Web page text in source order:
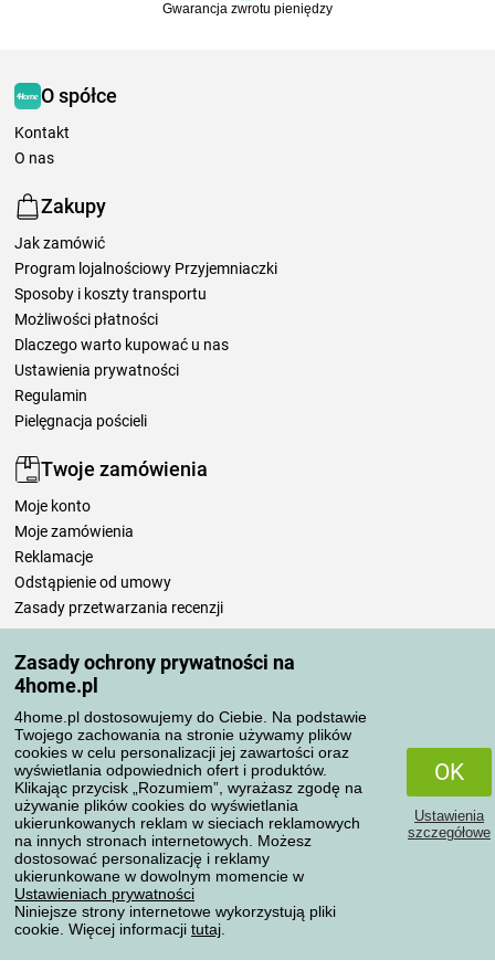
Zasady ochrony prywatności na
4home.pl
4home.pl dostosowujemy do Ciebie. Na podstawie
Twojego zachowania na stronie używamy plików
cookies w celu personalizacji jej zawartości oraz
wyświetlania odpowiednich ofert i produktów.
Klikając przycisk „Rozumiem”, wyrażasz zgodę na
używanie plików cookies do wyświetlania
ukierunkowanych reklam w sieciach reklamowych
na innych stronach internetowych. Możesz
dostosować personalizację i reklamy
ukierunkowane w dowolnym momencie w
Ustawieniach prywatności
Niniejsze strony internetowe wykorzystują pliki
cookie. Więcej informacji tutaj
OK
Ustawienia
szczegółowe
Gwarancja zwrotu pieniędzy
O spółce
Kontakt
O nas
Zakupy
Jak zamówić
Program lojalnościowy Przyjemniaczki
Sposoby i koszty transportu
Możliwości płatności
Dlaczego warto kupować u nas
Ustawienia prywatności
Regulamin
Pielęgnacja pościeli
Twoje zamówienia
Moje konto
Moje zamówienia
Reklamacje
Odstąpienie od umowy
Zasady przetwarzania recenzji
Sposoby transportu
Metody płatności
Niezawodny sklep